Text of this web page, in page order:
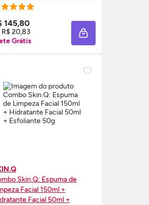
À SACOLA
145,80
R$ 20,83
Grátis
COMPRE AGORA ❯
ADICIONAR À
Skin.Q: Espuma de
Facial 150ml +
Facial 50ml +